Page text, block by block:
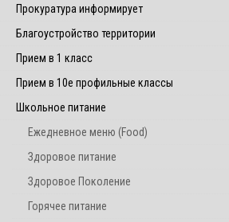
Прокуратура информирует
Благоустройство территории
Прием в 1 класс
Прием в 10е профильные классы
Школьное питание
Ежедневное меню (Food)
Здоровое питание
Здоровое Поколение
Горячее питание